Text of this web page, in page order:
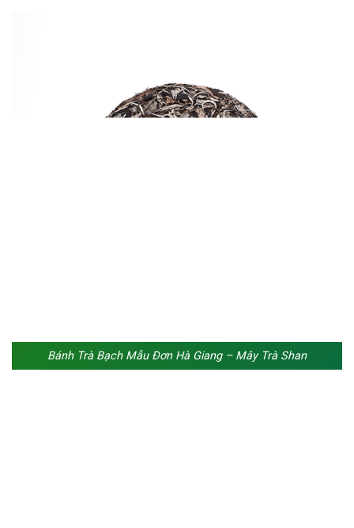
Bánh Trà Bạch Mẫu Đơn Hà Giang – Mây Trà Shan